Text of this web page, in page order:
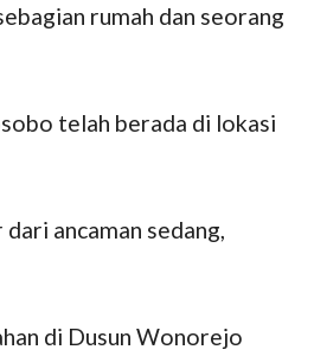
rumah dan seorang
telah berada di lokasi
ancaman sedang,
di Dusun Wonorejo